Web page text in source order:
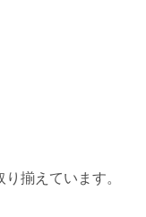
揃えています。